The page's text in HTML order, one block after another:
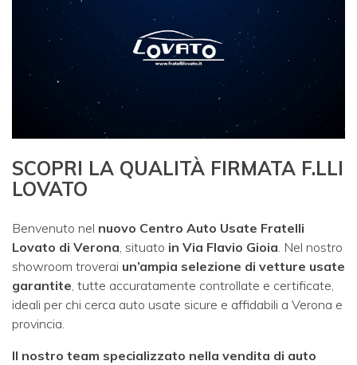
SCOPRI LA QUALITÀ FIRMATA F.LLI
LOVATO
Benvenuto nel nuovo Centro Auto Usate Fratelli
Lovato di Verona , situato in Via Flavio Gioia . Nel nostro
showroom troverai un’ampia selezione di vetture usate
garantite , tutte accuratamente controllate e certificate,
ideali per chi cerca auto usate sicure e affidabili a Verona e
provincia.
Il nostro team specializzato nella vendita di auto